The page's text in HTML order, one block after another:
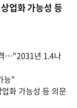
업화 가능성 등
…"2031년 1.4나
능"
화 가능성 등 의문